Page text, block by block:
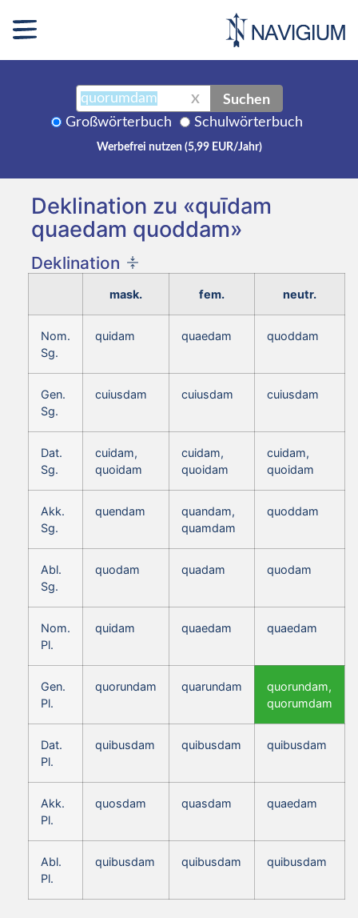
X Suchen
Großwörterbuch Schulwörterbuch
Werbefrei nutzen (5,99 EUR/Jahr)
Deklination zu «quīdam
quaedam quoddam»
Deklination
mask. fem. neutr.
Nom.
Sg.
quidam quaedam quoddam
Gen.
Sg.
cuiusdam cuiusdam cuiusdam
Dat.
Sg.
cuidam,
quoidam
cuidam,
quoidam
cuidam,
quoidam
Akk.
Sg.
quendam
quandam,
quamdam
quoddam
Abl.
Sg.
quodam quadam quodam
Nom.
Pl.
quidam quaedam quaedam
Gen.
Pl.
quorundam quarundam
quorundam,
quorumdam
Dat.
Pl.
quibusdam quibusdam quibusdam
Akk.
Pl.
quosdam quasdam quaedam
Abl.
Pl.
quibusdam quibusdam quibusdam